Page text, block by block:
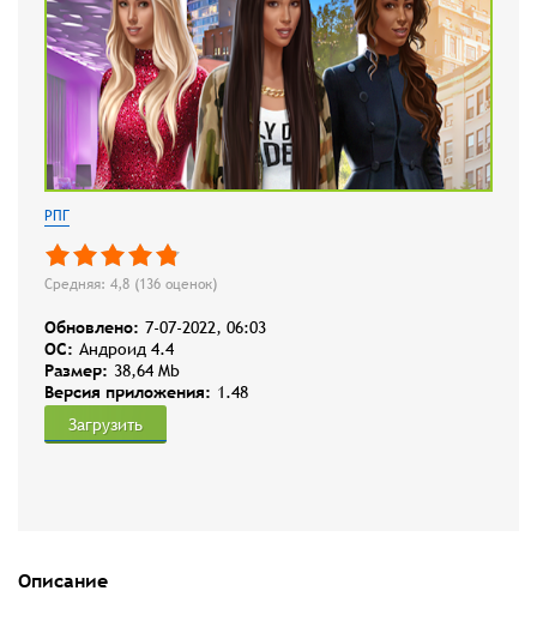
РПГ
Средняя: 4,8 (136 оценок)
Обновлено: 7-07-2022, 06:03
OC: Андроид 4.4
Размер: 38,64 Mb
Версия приложения: 1.48
Загрузить
Описание